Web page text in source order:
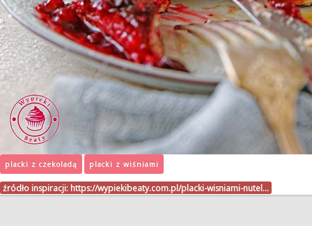
placki z czekoladą placki z wiśniami
źródło inspiracji: https://wypiekibeaty.com.pl/placki-wisniami-nutel…